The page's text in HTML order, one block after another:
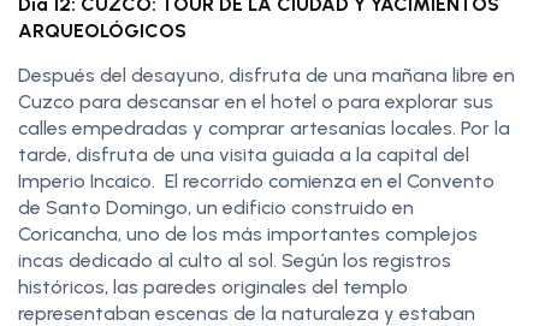
ARQUEOLÓGICOS
Después del desayuno, disfruta de una mañana libre en
Cuzco para descansar en el hotel o para explorar sus
calles empedradas y comprar artesanías locales. Por la
tarde, disfruta de una visita guiada a la capital del
Imperio Incaico. El recorrido comienza en el Convento
de Santo Domingo, un edificio construido en
Coricancha, uno de los más importantes complejos
incas dedicado al culto al sol. Según los registros
históricos, las paredes originales del templo
representaban escenas de la naturaleza y estaban